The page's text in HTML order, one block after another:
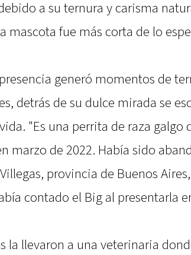
a su ternura y carisma
mascota fue más corta de lo
generó momentos de
detrás de su dulce mirada se
"Es una perrita de raza galgo
marzo de 2022. Había sido
provincia de Buenos
contado el Big al presentarla
la llevaron a una veterinaria